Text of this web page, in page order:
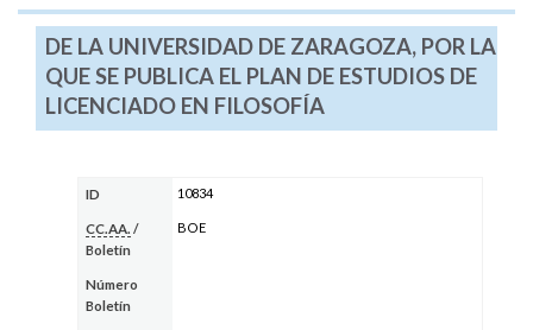
DE LA UNIVERSIDAD DE ZARAGOZA, POR LA
QUE SE PUBLICA EL PLAN DE ESTUDIOS DE
LICENCIADO EN FILOSOFÍA
ID 10834
CC.AA. /
Boletín
BOE
Número
Boletín